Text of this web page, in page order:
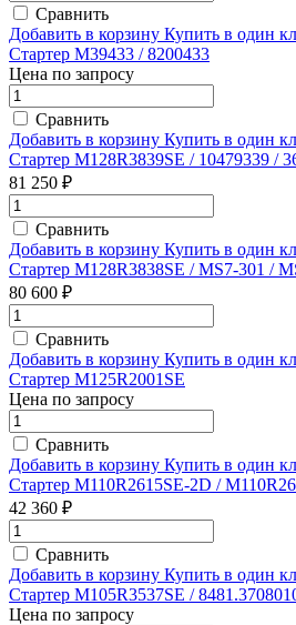
Сравнить
Добавить в корзину Купить в один
Стартер M39433 / 8200433
Цена по запросу
Сравнить
Добавить в корзину Купить в один
Стартер M128R3839SE / 10479339 /
81 250 ₽
Сравнить
Добавить в корзину Купить в один
Стартер M128R3838SE / MS7-301 /
80 600 ₽
Сравнить
Добавить в корзину Купить в один
Стартер M125R2001SE
Цена по запросу
Сравнить
Добавить в корзину Купить в один
Стартер M110R2615SE-2D /
42 360 ₽
Сравнить
Добавить в корзину Купить в один
Стартер M105R3537SE /
Цена по запросу